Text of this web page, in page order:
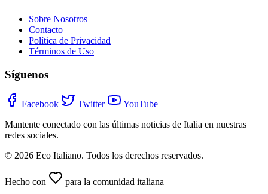
Sobre Nosotros
Contacto
Política de Privacidad
Términos de Uso
Síguenos
Facebook Twitter
YouTube
Mantente conectado con las últimas noticias de Italia en nuestras
redes sociales.
© 2026 Eco Italiano. Todos los derechos reservados.
Hecho con para la comunidad italiana